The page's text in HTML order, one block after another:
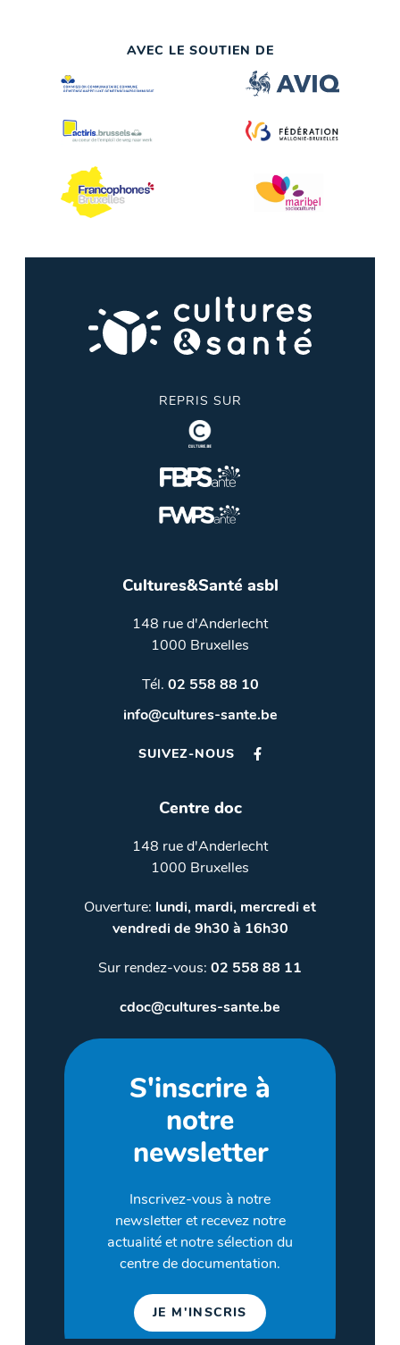
AVEC LE SOUTIEN DE
REPRIS SUR
Cultures&Santé asbl
148 rue d'Anderlecht
1000 Bruxelles
Tél. 02 558 88 10
info@cultures-sante.be
SUIVEZ-NOUS
Centre doc
148 rue d'Anderlecht
1000 Bruxelles
Ouverture: lundi, mardi, mercredi et
vendredi de 9h30 à 16h30
Sur rendez-vous: 02 558 88 11
cdoc@cultures-sante.be
S'inscrire à
notre
newsletter
Inscrivez-vous à notre
newsletter et recevez notre
actualité et notre sélection du
centre de documentation.
JE M'INSCRIS